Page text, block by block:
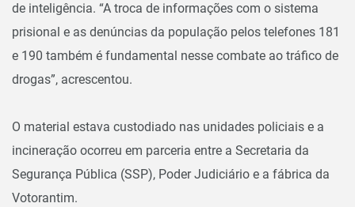
de inteligência. “A troca de informações com o sistema
prisional e as denúncias da população pelos telefones 181
e 190 também é fundamental nesse combate ao tráfico de
drogas”, acrescentou.
O material estava custodiado nas unidades policiais e a
incineração ocorreu em parceria entre a Secretaria da
Segurança Pública (SSP), Poder Judiciário e a fábrica da
Votorantim.